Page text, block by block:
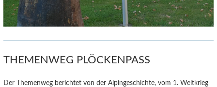
THEMENWEG PLÖCKENPASS
Der Themenweg berichtet von der Alpingeschichte, vom 1. Weltkrieg